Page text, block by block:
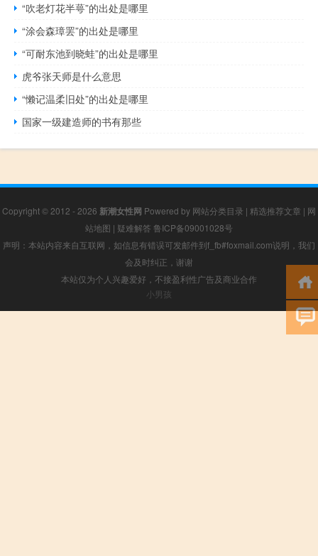
“吹老灯花半萼”的出处是哪里
“涂会森璋罢”的出处是哪里
“可耐东池到晓蛙”的出处是哪里
虎爷张天师是什么意思
“懒记温柔旧处”的出处是哪里
国家一级建造师的书有那些
Copyright © 2012 - 2026 新潮女性网 Powered by 网站分类目录 | 精选推荐文章 | 网
站地图 | 疑难解答 鲁ICP备09001028号
声明：本站内容来自互联网，如信息有错误可发邮件到f_fb#foxmail.com说明，我们
会及时纠正，谢谢
本站仅为个人兴趣爱好，不接盈利性广告及商业合作
小男孩